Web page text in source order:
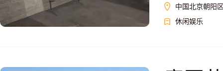
中国北京朝阳
休闲娱乐